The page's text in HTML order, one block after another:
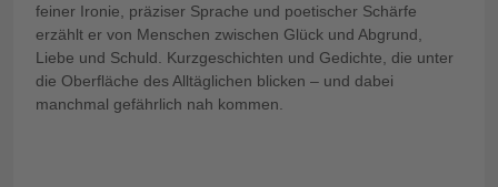
feiner Ironie, präziser Sprache und poetischer Schärfe
erzählt er von Menschen zwischen Glück und Abgrund,
Liebe und Schuld. Kurzgeschichten und Gedichte, die unter
die Oberfläche des Alltäglichen blicken – und dabei
manchmal gefährlich nah kommen.